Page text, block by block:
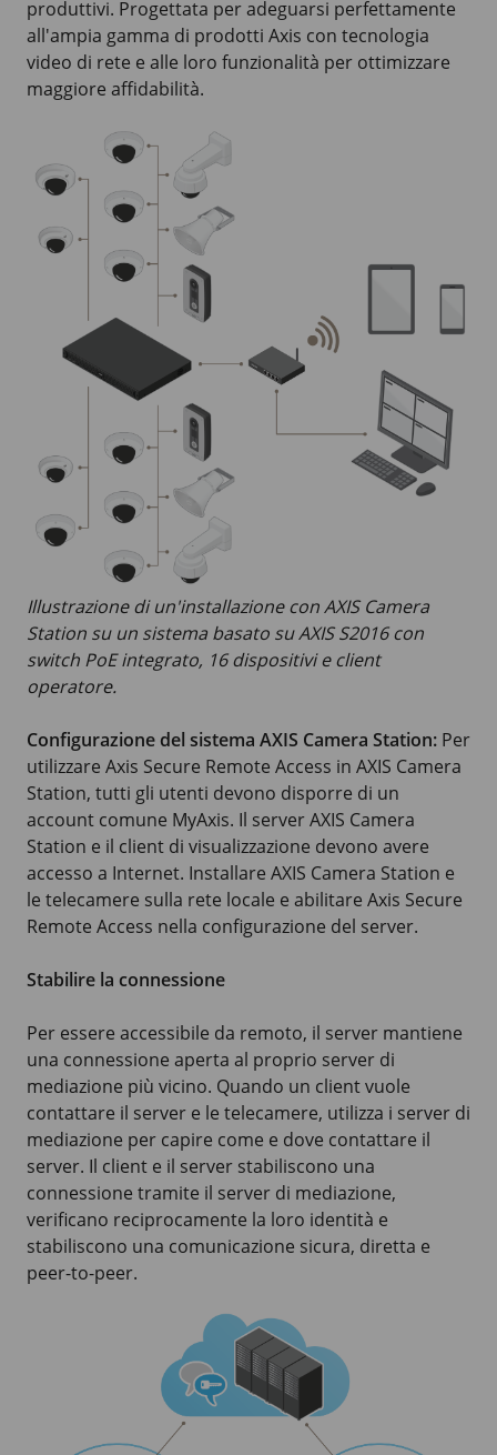
produttivi. Progettata per adeguarsi perfettamente
all'ampia gamma di prodotti Axis con tecnologia
video di rete e alle loro funzionalità per ottimizzare
maggiore affidabilità.
Illustrazione di un'installazione con AXIS Camera
Station su un sistema basato su AXIS S2016 con
switch PoE integrato, 16 dispositivi e client
operatore.
Configurazione del sistema AXIS Camera Station: Per
utilizzare Axis Secure Remote Access in AXIS Camera
Station, tutti gli utenti devono disporre di un
account comune MyAxis. Il server AXIS Camera
Station e il client di visualizzazione devono avere
accesso a Internet. Installare AXIS Camera Station e
le telecamere sulla rete locale e abilitare Axis Secure
Remote Access nella configurazione del server.
Stabilire la connessione
Per essere accessibile da remoto, il server mantiene
una connessione aperta al proprio server di
mediazione più vicino. Quando un client vuole
contattare il server e le telecamere, utilizza i server di
mediazione per capire come e dove contattare il
server. Il client e il server stabiliscono una
connessione tramite il server di mediazione,
verificano reciprocamente la loro identità e
stabiliscono una comunicazione sicura, diretta e
peer-to-peer.